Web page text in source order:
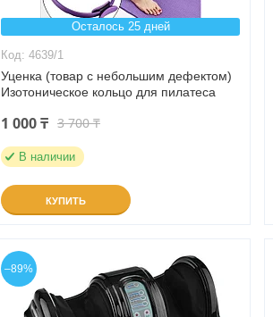
Осталось 25 дней
4639/1
Уценка (товар с небольшим дефектом)
Изотоническое кольцо для пилатеса
1 000 ₸ 3 700 ₸
В наличии
КУПИТЬ
–89%